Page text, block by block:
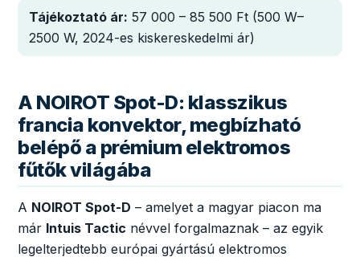
Tájékoztató ár: 57 000 – 85 500 Ft (500 W–
2500 W, 2024-es kiskereskedelmi ár)
A NOIROT Spot-D: klasszikus
francia konvektor, megbízható
belépő a prémium elektromos
fűtők világába
A NOIROT Spot-D – amelyet a magyar piacon ma
már Intuis Tactic névvel forgalmaznak – az egyik
legelterjedtebb európai gyártású elektromos